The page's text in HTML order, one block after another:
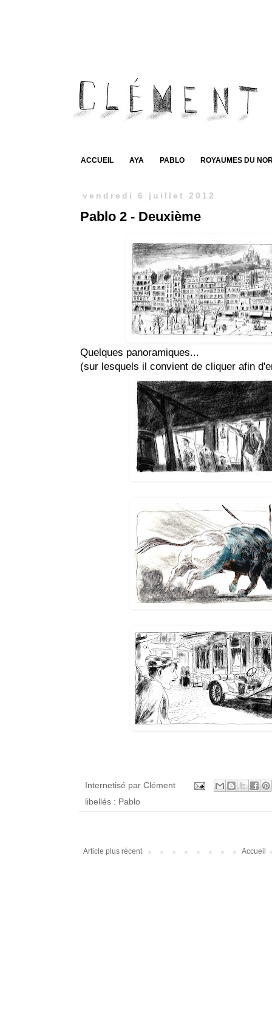
ACCUEIL AYA PABLO ROYAUMES DU
vendredi 6 juillet 2012
Pablo 2 - Deuxième
Quelques panoramiques...
(sur lesquels il convient de cliquer afin
Internetisé par Clément
libellés : Pablo
Article plus récent Accueil